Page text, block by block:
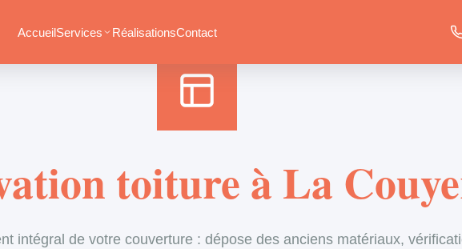
AccueilServices RéalisationsContact
toiture à La
intégral de votre couverture : dépose des anciens matériaux,